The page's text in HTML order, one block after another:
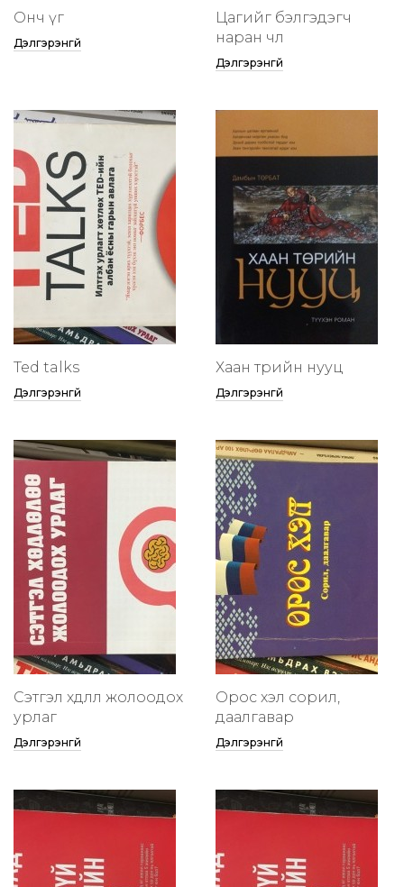
Онч үг
Дэлгэрэнгүй
Цагийг бэлгэдэгч
наран чөлөө
Дэлгэрэнгүй
Ted talks
Дэлгэрэнгүй
Хаан төрийн нууц
Дэлгэрэнгүй
Сэтгэл хөдлөлөө жолоодох
урлаг
Дэлгэрэнгүй
Орос хэл сорил,
даалгавар
Дэлгэрэнгүй